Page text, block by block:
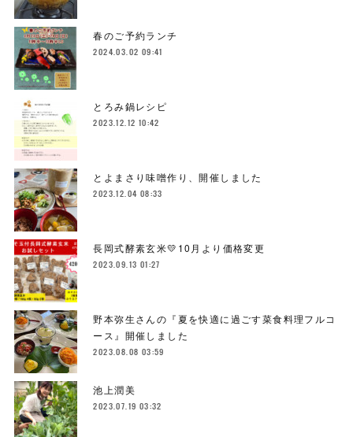
春のご予約ランチ
2024.03.02 09:41
とろみ鍋レシピ
2023.12.12 10:42
とよまさり味噌作り、開催しました
2023.12.04 08:33
長岡式酵素玄米💛10月より価格変更
2023.09.13 01:27
野本弥生さんの『夏を快適に過ごす菜食料理フルコ
ース』開催しました
2023.08.08 03:59
池上潤美
2023.07.19 03:32